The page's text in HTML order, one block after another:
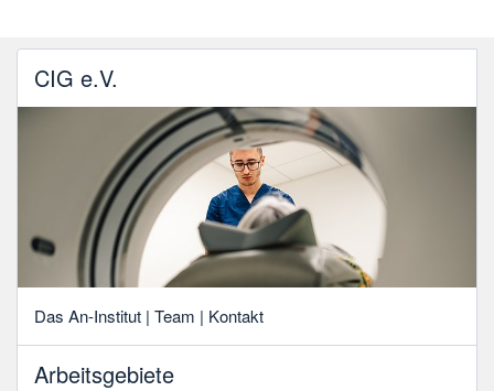
CIG e.V.
Das An-Institut | Team | Kontakt
Arbeitsgebiete